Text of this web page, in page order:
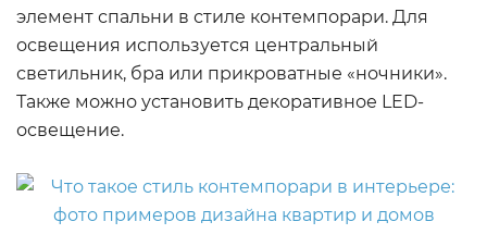
элемент спальни в стиле контемпорари. Для
освещения используется центральный
светильник, бра или прикроватные «ночники».
Также можно установить декоративное LED-
освещение.